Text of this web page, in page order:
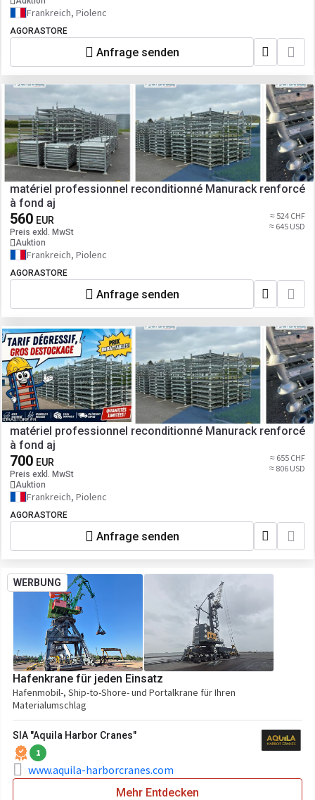
Frankreich, Piolenc
AGORASTORE
Anfrage senden
matériel professionnel reconditionné Manurack renforcé
à fond aj
560 EUR
Preis exkl. MwSt
Auktion
≈ 524 CHF
≈ 645 USD
Frankreich, Piolenc
AGORASTORE
Anfrage senden
matériel professionnel reconditionné Manurack renforcé
à fond aj
700 EUR
Preis exkl. MwSt
Auktion
≈ 655 CHF
≈ 806 USD
Frankreich, Piolenc
AGORASTORE
Anfrage senden
WERBUNG
Hafenkrane für jeden Einsatz
Hafenmobil-, Ship-to-Shore- und Portalkrane für Ihren
Materialumschlag
SIA "Aquila Harbor Cranes"
1
www.aquila-harborcranes.com
Mehr Entdecken